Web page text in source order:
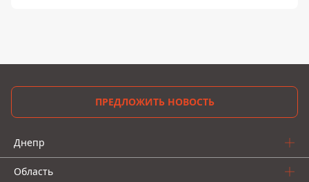
ПРЕДЛОЖИТЬ НОВОСТЬ
Днепр
Область